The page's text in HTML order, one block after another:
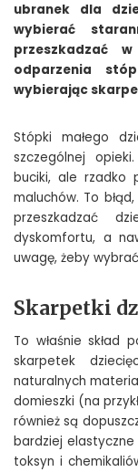
ubranek dla
wybierać
przeszkadzać
odparzenia
wybierając
Stópki małego
szczególnej
buciki, ale rzadko
maluchów. To
przeszkadzać
dyskomfortu, a
uwagę, żeby
Skarpetki
To właśnie skład
skarpetek
naturalnych
domieszki (na
również są
bardziej elastyczne
toksyn i